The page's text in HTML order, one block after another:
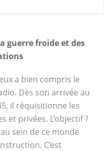
guerre froide et des
a bien compris le
Dès son arrivée au
il réquisitionne les
et privées. L’objectif ?
sein de ce monde
C’est